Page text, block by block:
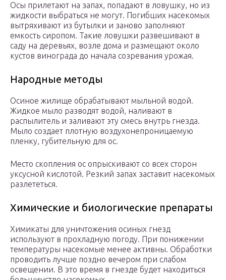
Осы прилетают на запах, попадают в ловушку, но из
жидкости выбраться не могут. Погибших насекомых
вытряхивают из бутылки и заново заполняют
емкость сиропом. Такие ловушки развешивают в
саду на деревьях, возле дома и размещают около
кустов винограда до начала созревания урожая.
Народные методы
Осиное жилище обрабатывают мыльной водой.
Жидкое мыло разводят водой, наливают в
распылитель и заливают эту смесь внутрь гнезда.
Мыло создает плотную воздухонепроницаемую
пленку, губительную для ос.
Место скопления ос опрыскивают со всех сторон
уксусной кислотой. Резкий запах заставит насекомых
разлететься.
Химические и биологические препараты
Химикаты для уничтожения осиных гнезд
используют в прохладную погоду. При понижении
температуры насекомые менее активны. Обработки
проводить лучше поздно вечером при слабом
освещении. В это время в гнезде будет находиться